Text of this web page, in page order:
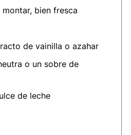
bien fresca
de vainilla o azahar
o un sobre de
de leche